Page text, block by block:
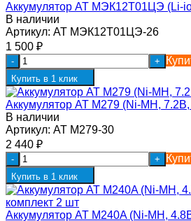
Аккумулятор AT МЭК12Т01ЦЭ (Li-
В наличии
Артикул: AT МЭК12Т01ЦЭ-26
1 500 ₽
- +
Купить в 1 клик
Аккумулятор AT M279 (Ni-MH,
В наличии
Артикул: AT M279-30
2 440 ₽
- +
Купить в 1 клик
Аккумулятор AT M240A (Ni-MH,